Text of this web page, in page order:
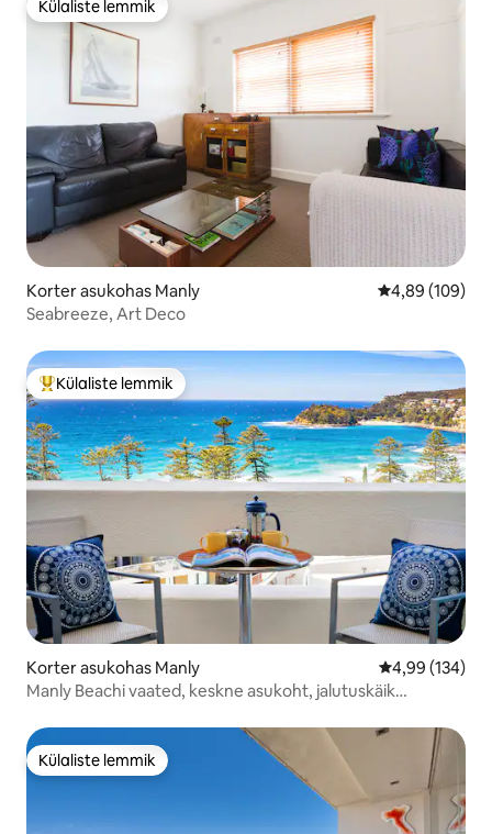
Külaliste lemmik
Külaliste lemmik
Korter asukohas Manly Keskmine
4,89 (109)
Seabreeze, Art Deco
Külaliste suur lemmik
Külaliste lemmik
Korter asukohas Manly Keskmine
4,99 (134)
Manly Beachi vaated, keskne asukoht, jalutuskäik
Külaliste lemmik
Külaliste lemmik